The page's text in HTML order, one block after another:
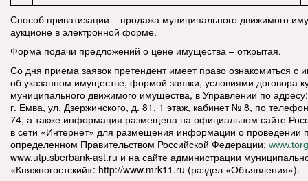
Способ приватизации – продажа муниципального движимого
аукционе в электронной форме.
Форма подачи предложений о цене имущества – открытая.
Со дня приема заявок претендент имеет право ознакомиться с
об указанном имуществе, формой заявки, условиями договора
муниципального движимого имущества, в Управлении по
г. Емва, ул. Дзержинского, д. 81, 1 этаж, кабинет № 8, по
74, а также информация размещена на официальном сайте
в сети «Интернет» для размещения информации о проведении
определенном Правительством Российской Федерации:
www.utp.sberbank-ast.ru и на сайте администрации
«Княжпогостский»: http://www.mrk11.ru (раздел «Объявления»).